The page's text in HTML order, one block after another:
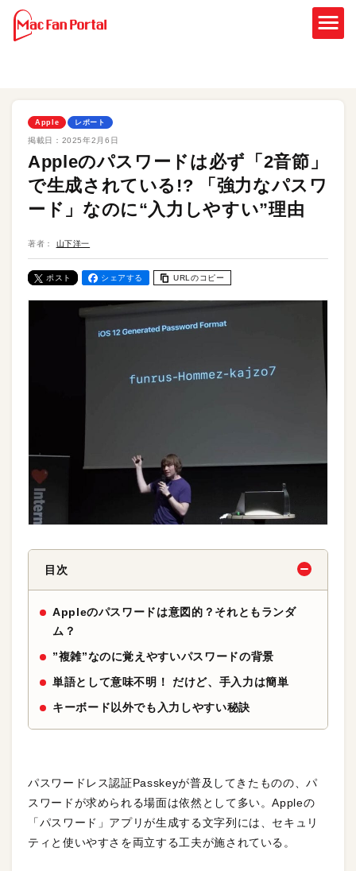
Apple レポート
掲載日： 2025年2月6日
Appleのパスワードは必ず「2音節」
で生成されている!? 「強力なパスワ
ード」なのに“入力しやすい”理由
著者： 山下洋一
ポスト シェアする URLのコピー
目次
Appleのパスワードは意図的？それともランダ
ム？
”複雑”なのに覚えやすいパスワードの背景
単語として意味不明！ だけど、手入力は簡単
キーボード以外でも入力しやすい秘訣
パスワードレス認証Passkeyが普及してきたものの、パ
スワードが求められる場面は依然として多い。Appleの
「パスワード」アプリが生成する文字列には、セキュリ
ティと使いやすさを両立する工夫が施されている。